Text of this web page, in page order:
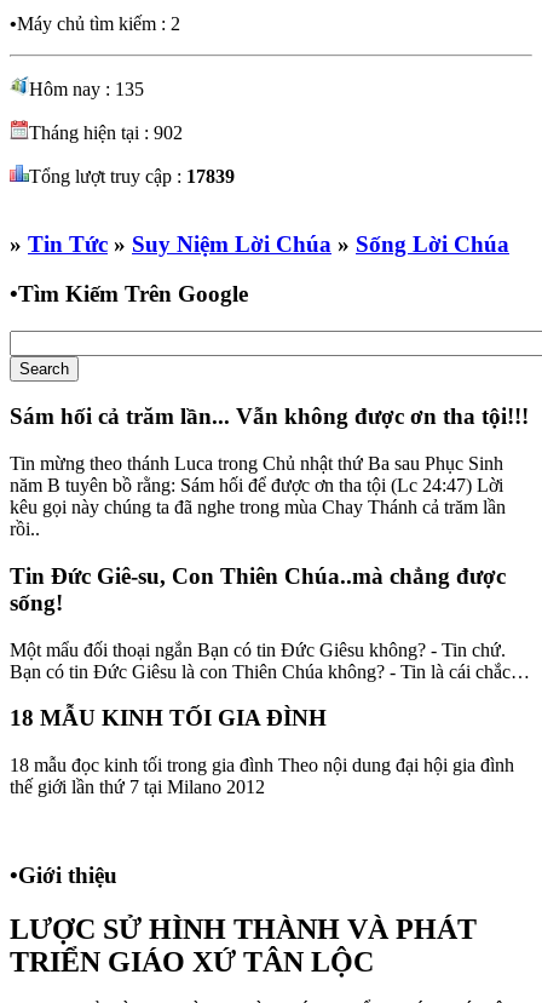
•Máy chủ tìm kiếm : 2
Hôm nay : 135
Tháng hiện tại : 902
Tổng lượt truy cập : 17839
» Tin Tức » Suy Niệm Lời Chúa » Sống Lời Chúa
•Tìm Kiếm Trên Google
Sám hối cả trăm lần... Vẫn không được ơn tha tội!!!
Tin mừng theo thánh Luca trong Chủ nhật thứ Ba sau Phục Sinh
năm B tuyên bồ rằng: Sám hối để được ơn tha tội (Lc 24:47) Lời
kêu gọi này chúng ta đã nghe trong mùa Chay Thánh cả trăm lần
rồi..
Tin Đức Giê-su, Con Thiên Chúa..mà chẳng được
sống!
Một mẩu đối thoại ngắn Bạn có tin Đức Giêsu không? - Tin chứ.
Bạn có tin Đức Giêsu là con Thiên Chúa không? - Tin là cái chắc…
18 MẪU KINH TỐI GIA ĐÌNH
18 mẫu đọc kinh tối trong gia đình Theo nội dung đại hội gia đình
thế giới lần thứ 7 tại Milano 2012
•Giới thiệu
LƯỢC SỬ HÌNH THÀNH VÀ PHÁT
TRIỂN GIÁO XỨ TÂN LỘC